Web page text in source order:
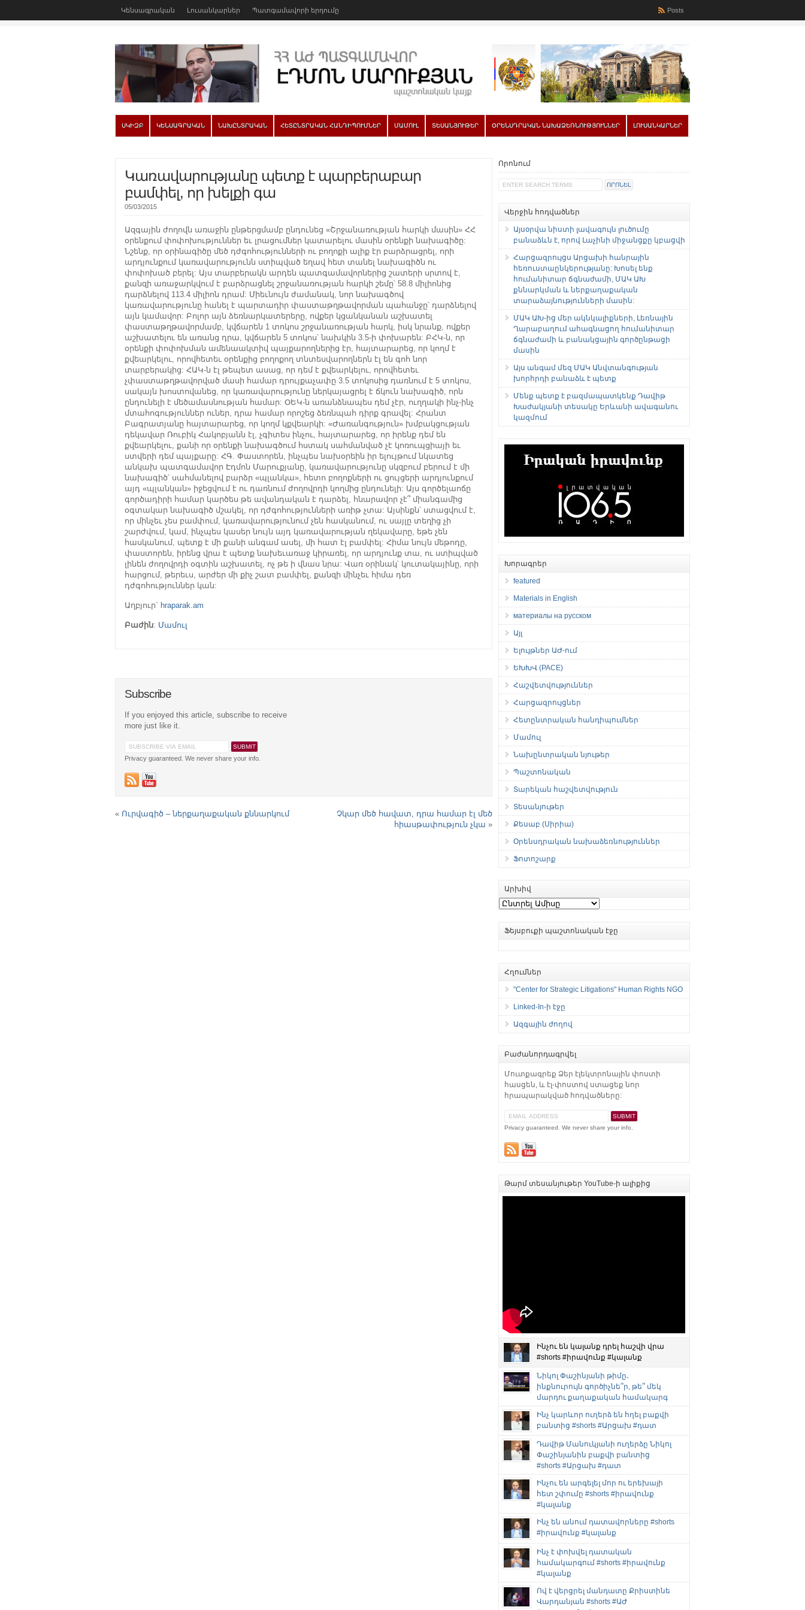
Կենսագրական Լուսանկարներ Պատգամավորի երդումը Posts
ՍԿԻԶԲ ԿԵՆՍԱԳՐԱԿԱՆ ՆԱԽԸՆՏՐԱԿԱՆ ՀԵՏԸՆՏՐԱԿԱՆ ՀԱՆԴԻՊՈՒՄՆԵՐ ՄԱՄՈՒԼ ՏԵՍԱՆՅՈՒԹԵՐ ՕՐԵՆՍԴՐԱԿԱՆ ՆԱԽԱՁԵՌՆՈՒԹՅՈՒՆՆԵՐ ԼՈՒՍԱՆԿԱՐՆԵՐ
Կառավարությանը պետք է պարբերաբար
բամփել, որ խելքի գա
05/03/2015
Ազգային ժողովն առաջին ընթերցմամբ ընդունեց «Շրջանառության հարկի մասին» ՀՀ
օրենքում փոփոխություններ եւ լրացումներ կատարելու մասին օրենքի նախագիծը:
Նշենք, որ օրինագիծը մեծ դժգոհությունների ու բողոքի ալիք էր բարձրացրել, որի
արդյունքում կառավարությունն ստիպված եղավ հետ տանել նախագիծն ու
փոփոխած բերել: Այս տարբերակն արդեն պատգամավորներից շատերի սրտով է,
քանզի առաջարկվում է բարձրացնել շրջանառության հարկի շեմը՝ 58.8 միլիոնից
դարձնելով 113.4 միլիոն դրամ: Միեւնույն ժամանակ, նոր նախագծով
կառավարությունը հանել է պարտադիր փաստաթղթավորման պահանջը՝ դարձնելով
այն կամավոր: Բոլոր այն ձեռնարկատերերը, ովքեր կցանկանան աշխատել
փաստաթղթավորմամբ, կվճարեն 1 տոկոս շրջանառության հարկ, իսկ նրանք, ովքեր
աշխատելու են առանց դրա, կվճարեն 5 տոկոս՝ նախկին 3.5-ի փոխարեն: ԲՀԿ-ն, որ
օրենքի փոփոխման ամենաակտիվ պայքարողներից էր, հայտարարեց, որ կողմ է
քվեարկելու, որովհետեւ օրենքից բողոքող տնտեսվարողներն էլ են գոհ նոր
տարբերակից: ՀԱԿ-ն էլ թեպետ ասաց, որ դեմ է քվեարկելու, որովհետեւ
չփաստաթղթավորված մասի համար դրույքաչափը 3.5 տոկոսից դառնում է 5 տոկոս,
սակայն խոստովանեց, որ կառավարությունը ներկայացրել է ճկուն նախագիծ, որն
ընդունելի է մեծամասնության համար: ՕԵԿ-ն առանձնապես դեմ չէր, ուղղակի ինչ-ինչ
մտահոգություններ ուներ, դրա համար որոշեց ձեռնպահ դիրք գրավել: Հրանտ
Բագրատյանը հայտարարեց, որ կողմ կքվեարկի: «Ժառանգություն» խմբակցության
դեկավար Ռուբիկ Հակոբյանն էլ, չգիտես ինչու, հայտարարեց, որ իրենք դեմ են
քվեարկելու, քանի որ օրենքի նախագծում հստակ սահմանված չէ կոռուպցիայի եւ
ստվերի դեմ պայքարը: ՀԳ. Փաստորեն, ինչպես նախօրեին իր ելույթում նկատեց
անկախ պատգամավոր Էդմոն Մարուքյանը, կառավարությունը սկզբում բերում է մի
նախագիծ՝ սահմանելով բարձր «պլանկա», հետո բողոքների ու ցույցերի արդյունքում
այդ «պլանկան» իջեցվում է ու դառնում ժողովրդի կողմից ընդունելի: Այս գործելաոճը
գործադիրի համար կարծես թե ավանդական է դարձել, հնարավոր չէ՞ միանգամից
օգտակար նախագիծ մշակել, որ դժգոհությունների առիթ չտա: Այսինքն՝ ստացվում է,
որ մինչեւ չես բամփում, կառավարությունում չեն հասկանում, ու սայլը տեղից չի
շարժվում, կամ, ինչպես կասեր նույն այդ կառավարության ղեկավարը, եթե չեն
հասկանում, պետք է մի քանի անգամ ասել, մի հատ էլ բամփել: Հիմա նույն մեթոդը,
փաստորեն, իրենց վրա է պետք նախեւառաջ կիրառել, որ արդյունք տա, ու ստիպված
լինեն ժողովրդի օգտին աշխատել, ոչ թե ի վնաս նրա: Վառ օրինակ՝ կուտակայինը, որի
հարցում, թերեւս, արժեր մի քիչ շատ բամփել, քանզի մինչեւ հիմա դեռ
դժգոհություններ կան:
Աղբյուր` hraparak.am
Բաժին: Մամուլ
Subscribe
If you enjoyed this article, subscribe to receive
more just like it.
Privacy guaranteed. We never share your info.
« Ուրվագիծ – ներքաղաքական քննարկում
Չկար մեծ հավատ, դրա համար էլ մեծ
հիասթափություն չկա »
Որոնում
Վերջին հոդվածներ
Այսօրվա նիստի լավագույն լուծումը
բանաձևն է, որով Լաչինի միջանցքը կբացվի
Հարցազրույցս Արցախի հանրային
հեռուստաընկերությանը: Խոսել ենք
հումանիտար ճգնաժամի, ՄԱԿ ԱԽ
քննարկման և ներքաղաքական
տարաձայնությունների մասին:
ՄԱԿ ԱԽ-ից մեր ակնկալիքների, Լեռնային
Ղարաբաղում ահագնացող հումանիտար
ճգնաժամի և բանակցային գործընթացի
մասին
Այս անգամ մեզ ՄԱԿ Անվտանգության
խորհրդի բանաձև է պետք
Մենք պետք է բազմապատկենք Դավիթ
Խաժակյանի տեսակը Երևանի ավագանու
կազմում
Խորագրեր
featured
Materials in English
материалы на русском
Այլ
Ելույթներ ԱԺ-ում
ԵԽԽՎ (PACE)
Հաշվետվություններ
Հարցազրույցներ
Հետընտրական հանդիպումներ
Մամուլ
Նախընտրական նյութեր
Պաշտոնական
Տարեկան հաշվետվություն
Տեսանյութեր
Քեսաբ (Սիրիա)
Օրենսդրական նախաձեռնություններ
Ֆոտոշարք
Արխիվ
Արխիվ
Ֆեյսբուքի պաշտոնական էջը
Հղումներ
"Center for Strategic Litigations" Human Rights NGO
Linked-In-ի էջը
Ազգային ժողով
Բաժանորդագրվել
Մուտքագրեք Ձեր էլեկտրոնային փոստի
հասցեն, և էլ-փոստով ստացեք նոր
հրապարակված հոդվածները:
Privacy guaranteed. We never share your info.
Թարմ տեսանյութեր YouTube-ի ալիքից
Ինչու են կալանք դրել հաշվի վրա
#shorts #իրավունք #կալանք
Նիկոլ Փաշինյանի թիմը․
ինքնուրույն գործիչնե՞ր, թե՞ մեկ
մարդու քաղաքական համակարգ
Ինչ կարևոր ուղերձ են հղել բաքվի
բանտից #shorts #Արցախ #դատ
Դավիթ Մանուկյանի ուղերձը Նիկոլ
Փաշինյանին բաքվի բանտից
#shorts #Արցախ #դատ
Ինչու են արգելել մոր ու երեխայի
հետ շփումը #shorts #իրավունք
#կալանք
Ինչ են անում դատավորները #shorts
#իրավունք #կալանք
Ինչ է փոխվել դատական
համակարգում #shorts #իրավունք
#կալանք
Ով է վերցրել մանդատը Քրիստինե
Վարդանյան #shorts #ԱԺ